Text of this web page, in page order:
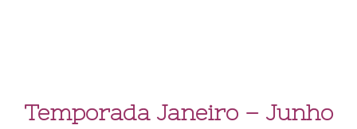
Temporada Janeiro – Junho